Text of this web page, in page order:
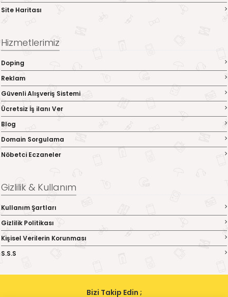
Site Haritası
Hizmetlerimiz
Doping
Reklam
Güvenli Alışveriş Sistemi
Ücretsiz İş ilanı Ver
Blog
Domain Sorgulama
Nöbetci Eczaneler
Gizlilik & Kullanım
Kullanım Şartları
Gizlilik Politikası
Kişisel Verilerin Korunması
S.S.S
Bizi Takip Edin ;